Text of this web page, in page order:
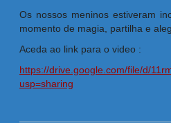
Os nossos meninos estiveram
momento de magia, partilha e
Aceda ao link para o video :
https://drive.google.com/file/d/
usp=sharing